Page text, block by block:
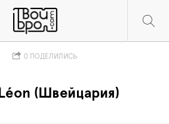
Léon (Швейцария)
0 ПОДЕЛИЛИСЬ